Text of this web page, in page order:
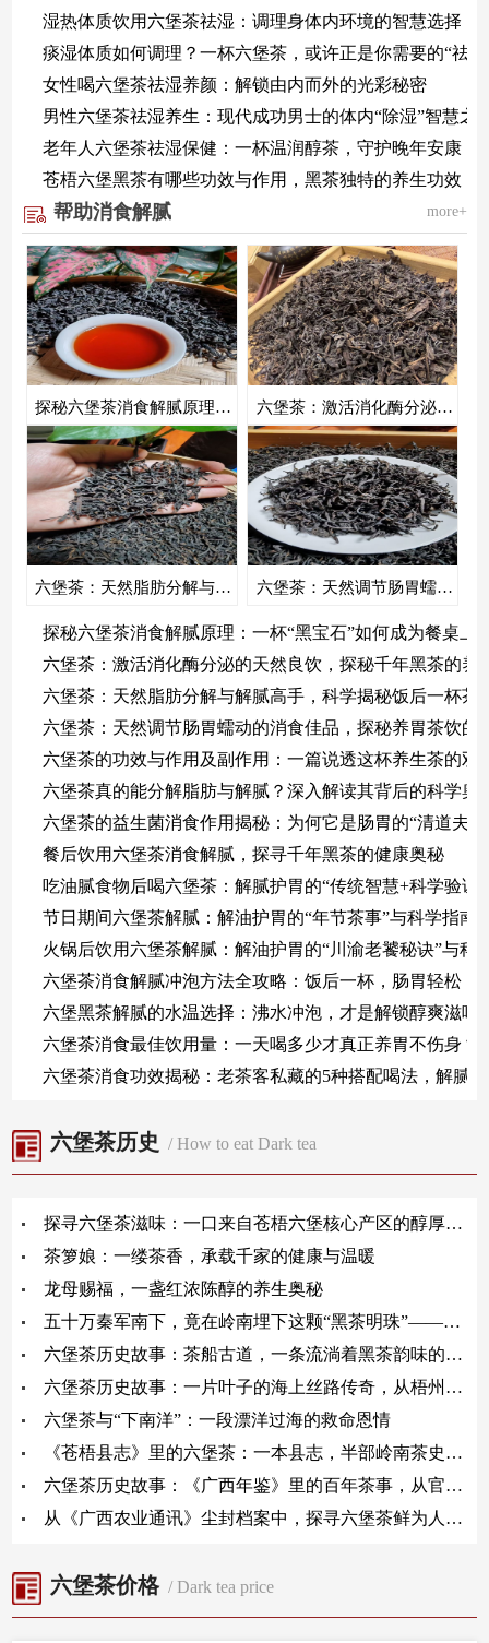
湿热体质饮用六堡茶祛湿：调理身体内环境的智慧选择
痰湿体质如何调理？一杯六堡茶，或许正是你需要的“祛湿
女性喝六堡茶祛湿养颜：解锁由内而外的光彩秘密
男性六堡茶祛湿养生：现代成功男士的体内“除湿”智慧之
老年人六堡茶祛湿保健：一杯温润醇茶，守护晚年安康
苍梧六堡黑茶有哪些功效与作用，黑茶独特的养生功效！
帮助消食解腻 more+
探秘六堡茶消食解腻原理：一杯“黑宝石”如何成为餐桌上的健康伴侣 六堡茶：激活消化酶分泌的天然良饮，探秘千年黑茶的养生智慧
六堡茶：天然脂肪分解与解腻高手，科学揭秘饭后一杯茶的消脂奥秘 六堡茶：天然调节肠胃蠕动的消食佳品，探秘养胃茶饮的科学之道
探秘六堡茶消食解腻原理：一杯“黑宝石”如何成为餐桌上
六堡茶：激活消化酶分泌的天然良饮，探秘千年黑茶的养
六堡茶：天然脂肪分解与解腻高手，科学揭秘饭后一杯茶
六堡茶：天然调节肠胃蠕动的消食佳品，探秘养胃茶饮的
六堡茶的功效与作用及副作用：一篇说透这杯养生茶的双
六堡茶真的能分解脂肪与解腻？深入解读其背后的科学奥
六堡茶的益生菌消食作用揭秘：为何它是肠胃的“清道夫”
餐后饮用六堡茶消食解腻，探寻千年黑茶的健康奥秘
吃油腻食物后喝六堡茶：解腻护胃的“传统智慧+科学验证”
节日期间六堡茶解腻：解油护胃的“年节茶事”与科学指南
火锅后饮用六堡茶解腻：解油护胃的“川渝老饕秘诀”与科
六堡茶消食解腻冲泡方法全攻略：饭后一杯，肠胃轻松
六堡黑茶解腻的水温选择：沸水冲泡，才是解锁醇爽滋味
六堡茶消食最佳饮用量：一天喝多少才真正养胃不伤身？
六堡茶消食功效揭秘：老茶客私藏的5种搭配喝法，解腻
六堡茶历史 / How to eat Dark tea
探寻六堡茶滋味：一口来自苍梧六堡核心产区的醇厚时光
茶箩娘：一缕茶香，承载千家的健康与温暖
龙母赐福，一盏红浓陈醇的养生奥秘
五十万秦军南下，竟在岭南埋下这颗“黑茶明珠”——六堡茶的千年传奇与当代魅力
六堡茶历史故事：茶船古道，一条流淌着黑茶韵味的传奇之路
六堡茶历史故事：一片叶子的海上丝路传奇，从梧州港到世界茶席
六堡茶与“下南洋”：一段漂洋过海的救命恩情
《苍梧县志》里的六堡茶：一本县志，半部岭南茶史的活态传承
六堡茶历史故事：《广西年鉴》里的百年茶事，从官方档案解码岭南茶魂
从《广西农业通讯》尘封档案中，探寻六堡茶鲜为人知的历史故事
六堡茶价格 / Dark tea price